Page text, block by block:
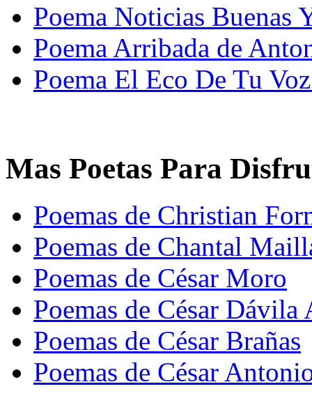
Poema Noticias Buenas
Poema Arribada de
Poema El Eco De Tu
Mas Poetas Para
Poemas de Christian
Poemas de Chantal
Poemas de César Moro
Poemas de César Dávila
Poemas de César Brañas
Poemas de César